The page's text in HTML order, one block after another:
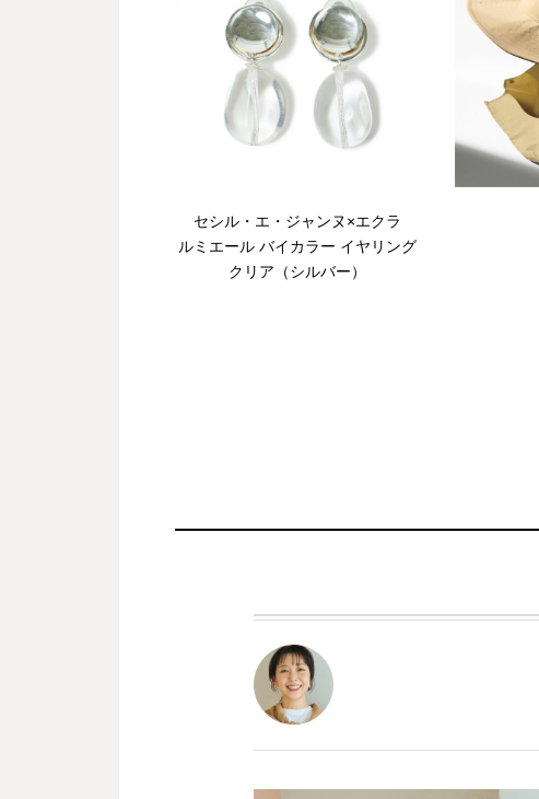
セシル・エ・ジャンヌ×エクラ
ルミエール バイカラー イヤリング
クリア（シルバー）